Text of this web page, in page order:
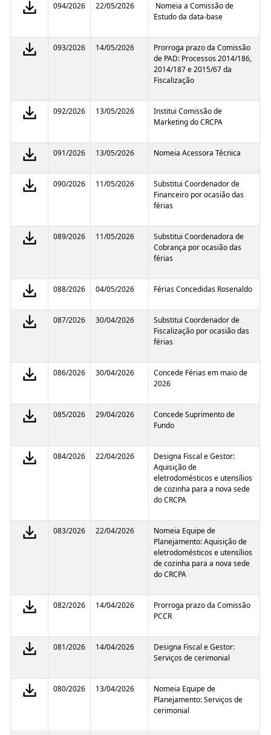
094/2026 22/05/2026
Nomeia a Comissão de
Estudo da data-base
093/2026 14/05/2026
Prorroga prazo da Comissão
de PAD: Processos 2014/186,
2014/187 e 2015/67 da
Fiscalização
092/2026 13/05/2026
Institui Comissão de
Marketing do CRCPA
091/2026 13/05/2026 Nomeia Acessora Técnica
090/2026 11/05/2026
Substitui Coordenador de
Financeiro por ocasião das
férias
089/2026 11/05/2026
Substitui Coordenadora de
Cobrança por ocasião das
férias
088/2026 04/05/2026 Férias Concedidas Rosenaldo
087/2026 30/04/2026
Substitui Coordenador de
Fiscalização por ocasião das
férias
086/2026 30/04/2026
Concede Férias em maio de
2026
085/2026 29/04/2026
Concede Suprimento de
Fundo
084/2026 22/04/2026
Designa Fiscal e Gestor:
Aquisição de
eletrodomésticos e utensílios
de cozinha para a nova sede
do CRCPA
083/2026 22/04/2026
Nomeia Equipe de
Planejamento: Aquisição de
eletrodomésticos e utensílios
de cozinha para a nova sede
do CRCPA
082/2026 14/04/2026
Prorroga prazo da Comissão
PCCR
081/2026 14/04/2026
Designa Fiscal e Gestor:
Serviços de cerimonial
080/2026 13/04/2026
Nomeia Equipe de
Planejamento: Serviços de
cerimonial